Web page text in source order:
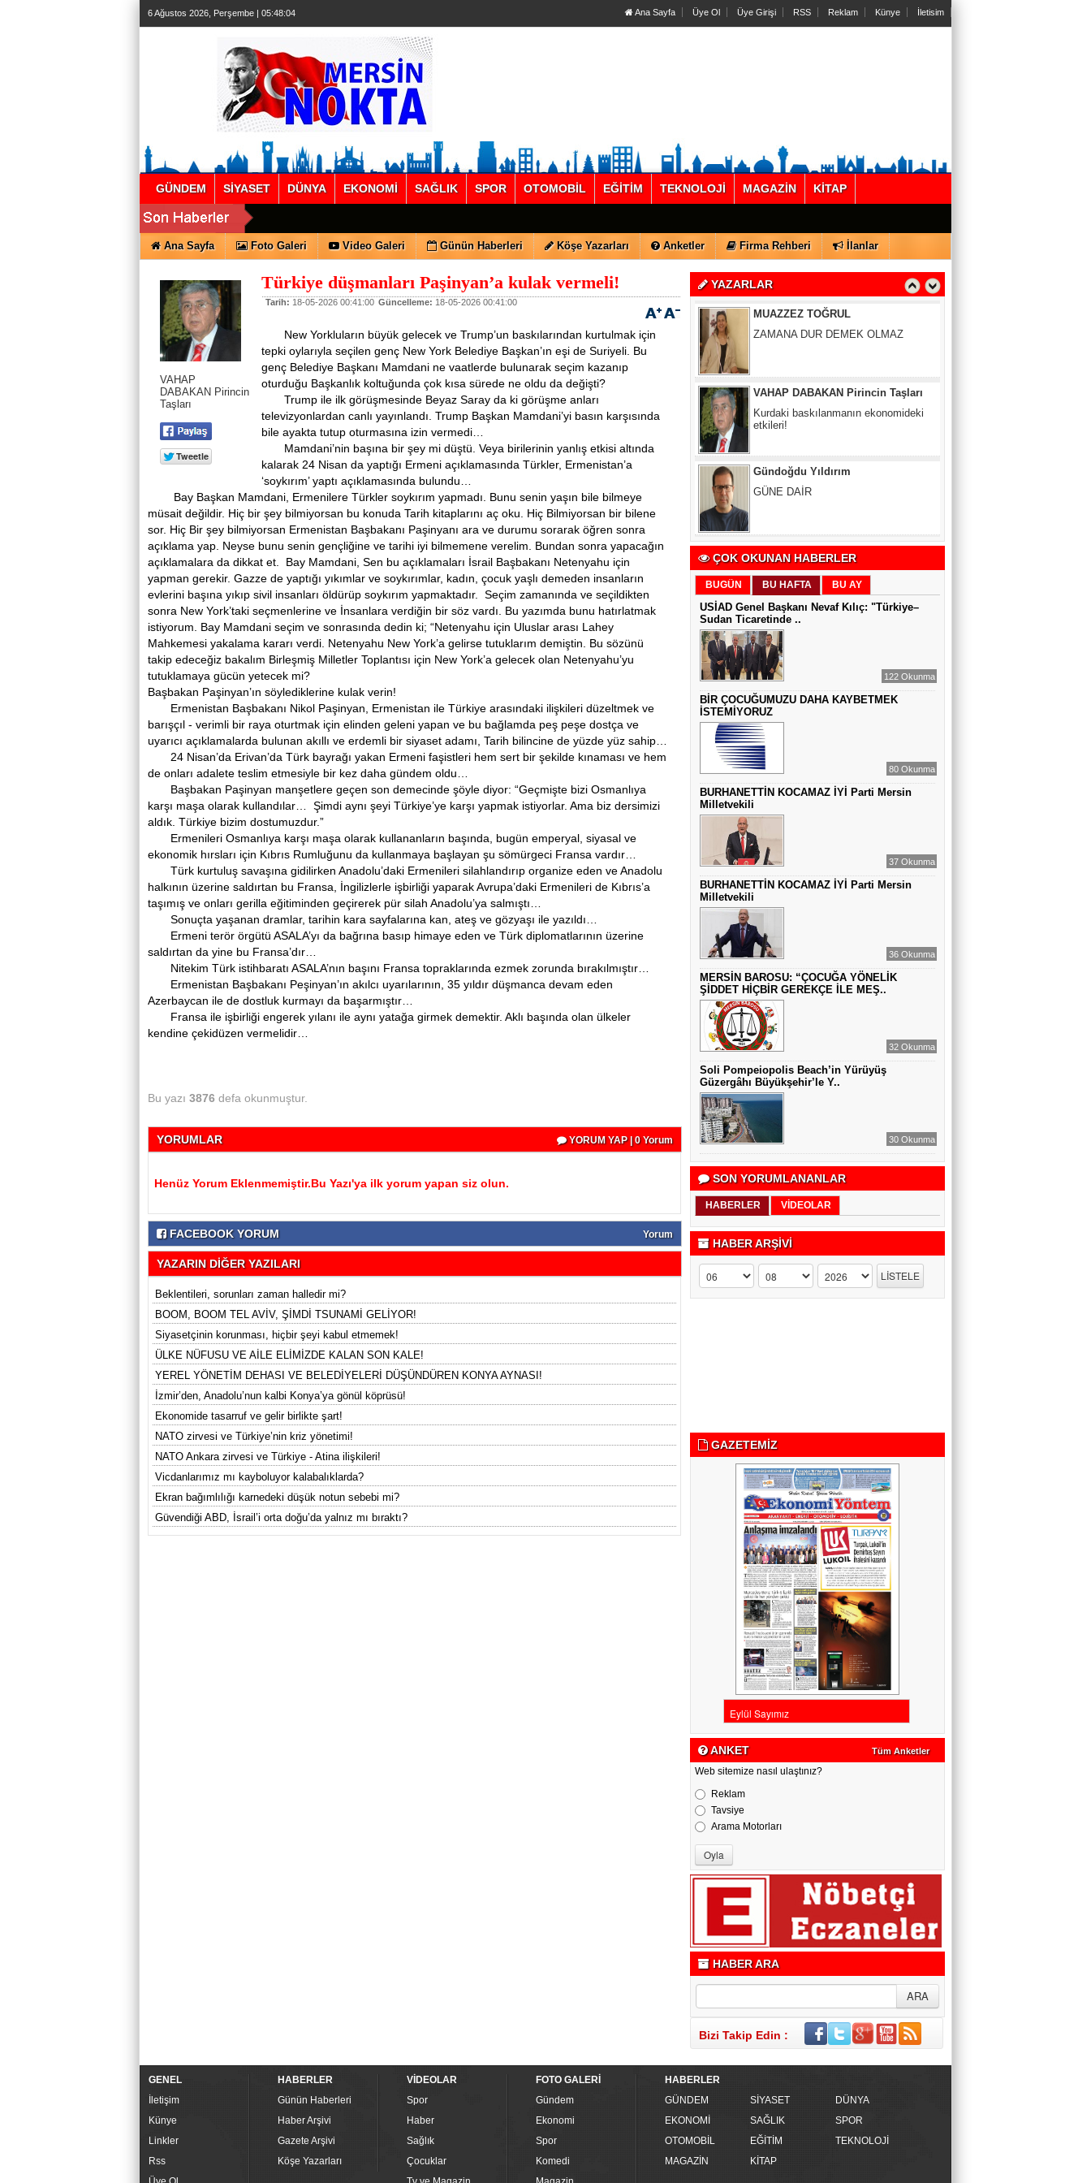
6 Ağustos 2026, Perşembe | 05:48:04 Ana Sayfa Üye Ol Üye Girişi RSS Reklam Künye İletisim
GÜNDEM SİYASET DÜNYA EKONOMİ SAĞLIK SPOR OTOMOBİL EĞİTİM TEKNOLOJİ MAGAZİN KİTAP
Ana Sayfa Foto Galeri Video Galeri Günün Haberleri Köşe Yazarları Anketler Firma Rehberi İlanlar
VAHAP
DABAKAN Pirincin
Taşları
Türkiye düşmanları Paşinyan’a kulak vermeli!
Tarih: 18-05-2026 00:41:00 Güncelleme: 18-05-2026 00:41:00
New Yorkluların büyük gelecek ve Trump’un baskılarından kurtulmak için
tepki oylarıyla seçilen genç New York Belediye Başkan’ın eşi de Suriyeli. Bu
genç Belediye Başkanı Mamdani ne vaatlerde bulunarak seçim kazanıp
oturduğu Başkanlık koltuğunda çok kısa sürede ne oldu da değişti?
Trump ile ilk görüşmesinde Beyaz Saray da ki görüşme anları
televizyonlardan canlı yayınlandı. Trump Başkan Mamdani’yi basın karşısında
bile ayakta tutup oturmasına izin vermedi…
Mamdani’nin başına bir şey mi düştü. Veya birilerinin yanlış etkisi altında
kalarak 24 Nisan da yaptığı Ermeni açıklamasında Türkler, Ermenistan’a
‘soykırım’ yaptı açıklamasında bulundu…
Bay Başkan Mamdani, Ermenilere Türkler soykırım yapmadı. Bunu senin yaşın bile bilmeye
müsait değildir. Hiç bir şey bilmiyorsan bu konuda Tarih kitaplarını aç oku. Hiç Bilmiyorsan bir bilene
sor. Hiç Bir şey bilmiyorsan Ermenistan Başbakanı Paşinyanı ara ve durumu sorarak öğren sonra
açıklama yap. Neyse bunu senin gençliğine ve tarihi iyi bilmemene verelim. Bundan sonra yapacağın
açıklamalara da dikkat et. Bay Mamdani, Sen bu açıklamaları İsrail Başbakanı Netenyahu için
yapman gerekir. Gazze de yaptığı yıkımlar ve soykırımlar, kadın, çocuk yaşlı demeden insanların
evlerini başına yıkıp sivil insanları öldürüp soykırım yapmaktadır. Seçim zamanında ve seçildikten
sonra New York’taki seçmenlerine ve İnsanlara verdiğin bir söz vardı. Bu yazımda bunu hatırlatmak
istiyorum. Bay Mamdani seçim ve sonrasında dedin ki; “Netenyahu için Uluslar arası Lahey
Mahkemesi yakalama kararı verdi. Netenyahu New York’a gelirse tutuklarım demiştin. Bu sözünü
takip edeceğiz bakalım Birleşmiş Milletler Toplantısı için New York’a gelecek olan Netenyahu’yu
tutuklamaya gücün yetecek mi?
Başbakan Paşinyan’ın söylediklerine kulak verin!
Ermenistan Başbakanı Nikol Paşinyan, Ermenistan ile Türkiye arasındaki ilişkileri düzeltmek ve
barışçıl - verimli bir raya oturtmak için elinden geleni yapan ve bu bağlamda peş peşe dostça ve
uyarıcı açıklamalarda bulunan akıllı ve erdemli bir siyaset adamı, Tarih bilincine de yüzde yüz sahip…
24 Nisan’da Erivan’da Türk bayrağı yakan Ermeni faşistleri hem sert bir şekilde kınaması ve hem
de onları adalete teslim etmesiyle bir kez daha gündem oldu…
Başbakan Paşinyan manşetlere geçen son demecinde şöyle diyor: “Geçmişte bizi Osmanlıya
karşı maşa olarak kullandılar… Şimdi aynı şeyi Türkiye’ye karşı yapmak istiyorlar. Ama biz dersimizi
aldık. Türkiye bizim dostumuzdur.”
Ermenileri Osmanlıya karşı maşa olarak kullananların başında, bugün emperyal, siyasal ve
ekonomik hırsları için Kıbrıs Rumluğunu da kullanmaya başlayan şu sömürgeci Fransa vardır…
Türk kurtuluş savaşına gidilirken Anadolu’daki Ermenileri silahlandırıp organize eden ve Anadolu
halkının üzerine saldırtan bu Fransa, İngilizlerle işbirliği yaparak Avrupa’daki Ermenileri de Kıbrıs’a
taşımış ve onları gerilla eğitiminden geçirerek pür silah Anadolu’ya salmıştı…
Sonuçta yaşanan dramlar, tarihin kara sayfalarına kan, ateş ve gözyaşı ile yazıldı…
Ermeni terör örgütü ASALA’yı da bağrına basıp himaye eden ve Türk diplomatlarının üzerine
saldırtan da yine bu Fransa’dır…
Nitekim Türk istihbaratı ASALA’nın başını Fransa topraklarında ezmek zorunda bırakılmıştır…
Ermenistan Başbakanı Peşinyan’ın akılcı uyarılarının, 35 yıldır düşmanca devam eden
Azerbaycan ile de dostluk kurmayı da başarmıştır…
Fransa ile işbirliği engerek yılanı ile aynı yatağa girmek demektir. Aklı başında olan ülkeler
kendine çekidüzen vermelidir…
Bu yazı 3876 defa okunmuştur.
YORUMLAR YORUM YAP | 0 Yorum
Henüz Yorum Eklenmemiştir.Bu Yazı'ya ilk yorum yapan siz olun.
FACEBOOK YORUM Yorum
YAZARIN DİĞER YAZILARI
Beklentileri, sorunları zaman halledir mi?
BOOM, BOOM TEL AVİV, ŞİMDİ TSUNAMİ GELİYOR!
Siyasetçinin korunması, hiçbir şeyi kabul etmemek!
ÜLKE NÜFUSU VE AİLE ELİMİZDE KALAN SON KALE!
YEREL YÖNETİM DEHASI VE BELEDİYELERİ DÜŞÜNDÜREN KONYA AYNASI!
İzmir’den, Anadolu’nun kalbi Konya’ya gönül köprüsü!
Ekonomide tasarruf ve gelir birlikte şart!
NATO zirvesi ve Türkiye’nin kriz yönetimi!
NATO Ankara zirvesi ve Türkiye - Atina ilişkileri!
Vicdanlarımız mı kayboluyor kalabalıklarda?
Ekran bağımlılığı karnedeki düşük notun sebebi mi?
Güvendiği ABD, İsrail’i orta doğu’da yalnız mı bıraktı?
YAZARLAR
Gül Saydam
SEN BENİ UNUTSAN DA
MUAZZEZ TOĞRUL
ZAMANA DUR DEMEK OLMAZ
VAHAP DABAKAN Pirincin Taşları
Gündoğdu Yıldırım
Zeynel Aslan
Sıddıka BALAKAN
DİJİTAL VİCDAN
Gül Saydam
SEN BENİ UNUTSAN DA
MUAZZEZ TOĞRUL
ZAMANA DUR DEMEK OLMAZ
Kurdaki baskılanmanın ekonomideki
etkileri!
ÇOK OKUNAN HABERLER
BUGÜN BU HAFTA BU AY
USİAD Genel Başkanı Nevaf Kılıç: "Türkiye–
Sudan Ticaretinde ..
122 Okunma
BİR ÇOCUĞUMUZU DAHA KAYBETMEK
İSTEMİYORUZ
80 Okunma
BURHANETTİN KOCAMAZ İYİ Parti Mersin
Milletvekili
37 Okunma
BURHANETTİN KOCAMAZ İYİ Parti Mersin
Milletvekili
36 Okunma
MERSİN BAROSU: “ÇOCUĞA YÖNELİK
ŞİDDET HİÇBİR GEREKÇE İLE MEŞ..
32 Okunma
Soli Pompeiopolis Beach’in Yürüyüş
Güzergâhı Büyükşehir’le Y..
30 Okunma
SON YORUMLANANLAR
HABERLER VİDEOLAR
HABER ARŞİVİ
GAZETEMİZ
ANKET Tüm Anketler
Web sitemize nasıl ulaştınız?
Reklam
Tavsiye
Arama Motorları
HABER ARA
Bizi Takip Edin :
GENEL
İletişim
Künye
Linkler
Rss
HABERLER
Günün Haberleri
Haber Arşivi
Gazete Arşivi
Köşe Yazarları
VİDEOLAR
Spor
Haber
Sağlık
Çocuklar
FOTO GALERİ
Gündem
Ekonomi
Spor
Komedi
HABERLER
GÜNDEM
SİYASET
DÜNYA
EKONOMİ
SAĞLIK
SPOR
OTOMOBİL
EĞİTİM
TEKNOLOJİ
MAGAZİN
KİTAP